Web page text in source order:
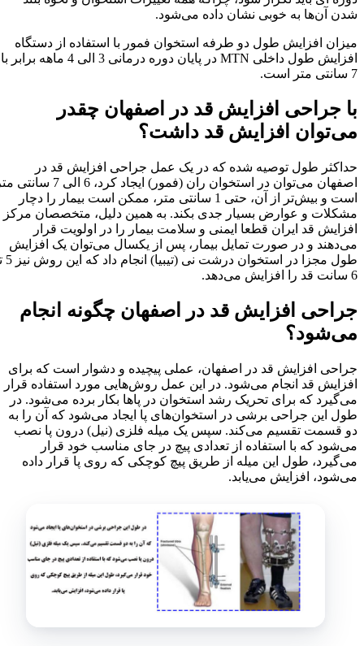
شدن آن‌ها به خوبی نشان داده می‌شود.
میزان افزایش طول دو طرفه استخوان فمور با استفاده از دستگاه
افزایش طول داخلی MTN در پایان دوره درمانی 3 الی 4 ماهه برابر با
با جراحی افزایش قد در اصفهان چقدر
می‌توان افزایش قد داشت؟
حداکثر طول توصیه شده که در یک عمل جراحی افزایش قد در
اصفهان می‌توان در استخوان ران (فمور) ایجاد کرد، 6 الی 7 سانتی متر
است و بیش‌تر از آن، حتی 1 سانتی متر، ممکن است بیمار را دچار
مشکلات و عوارض بسیار جدی بکند. به همین دلیل، متخصصان مرکز
افزایش قد ایران قطعا ایمنی و سلامت بیمار را در اولویت قرار
می‌دهند و در صورت تمایل بیمار، پس از یکسال می‌توان یک افزایش
طول مجزا در استخوان درشت نی (تیبیا) انجام داد که این روش نیز 5 تا
جراحی افزایش قد در اصفهان چگونه انجام
می‌شود؟
جراحی افزایش قد در اصفهان، عملی پیچیده و دشوار است که برای
افزایش قد انجام می‌شود. در این عمل روش‌هایی مورد استفاده قرار
می‌گیرد که برای تحریک رشد استخوان در پاها بکار برده می‌شود. در
طول این جراحی برشی در استخوان‌های پا ایجاد می‌شود که آن را به
دو قسمت تقسیم می‌کند. سپس یک میله فلزی (نیل) درون پا نصب
می‌شود که با استفاده از تعدادی پیچ در جای مناسب خود قرار
می‌گیرد، طول این میله از طریق پیچ کوچکی که روی پا قرار داده
می‌شود، افزایش می‌یابد.